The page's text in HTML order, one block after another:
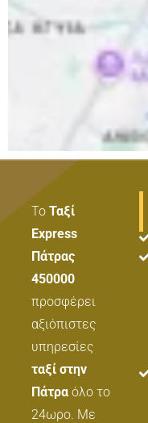
Το Ταξί
Express
Πάτρας
450000
προσφέρει
αξιόπιστες
υπηρεσίες
ταξί στην
Πάτραόλο το
24ωρο. Με